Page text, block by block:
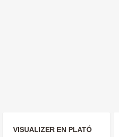
VISUALIZER EN PLATÓ